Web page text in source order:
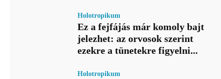
Holotropikum
Ez a fejfájás már komoly bajt
jelezhet: az orvosok szerint
ezekre a tünetekre figyelni...
Holotropikum